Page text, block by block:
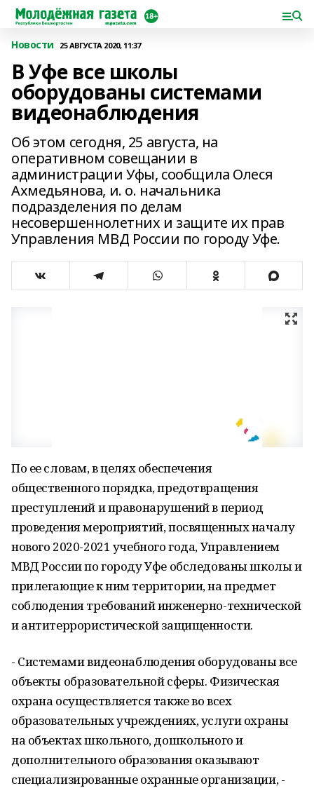
Новости 25 АВГУСТА 2020, 11:37
В Уфе все школы
оборудованы системами
видеонаблюдения
Об этом сегодня, 25 августа, на
оперативном совещании в
администрации Уфы, сообщила Олеся
Ахмедьянова, и. о. начальника
подразделения по делам
несовершеннолетних и защите их прав
Управления МВД России по городу Уфе.
По ее словам, в целях обеспечения
общественного порядка, предотвращения
преступлений и правонарушений в период
проведения мероприятий, посвященных началу
нового 2020-2021 учебного года, Управлением
МВД России по городу Уфе обследованы школы и
прилегающие к ним территории, на предмет
соблюдения требований инженерно-технической
и антитеррористической защищенности.
- Системами видеонаблюдения оборудованы все
объекты образовательной сферы. Физическая
охрана осуществляется также во всех
образовательных учреждениях, услуги охраны
на объектах школьного, дошкольного и
дополнительного образования оказывают
специализированные охранные организации, -